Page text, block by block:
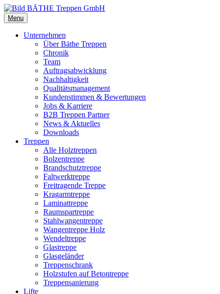
Menu
Unternehmen
Über Bäthe Treppen
Chronik
Team
Auftragsabwicklung
Nachhaltigkeit
Qualitätsmanagement
Kundenstimmen & Bewertungen
Jobs & Karriere
B2B Treppen Partner
News & Aktuelles
Downloads
Treppen
Alle Holztreppen
Bolzentreppe
Brandschutztreppe
Faltwerktreppe
Freitragende Treppe
Kragarmtreppe
Laminattreppe
Raumspartreppe
Stahlwangentreppe
Wangentreppe Holz
Wendeltreppe
Glastreppe
Glasgeländer
Treppenschrank
Holzstufen auf Betontreppe
Treppensanierung
Lifte